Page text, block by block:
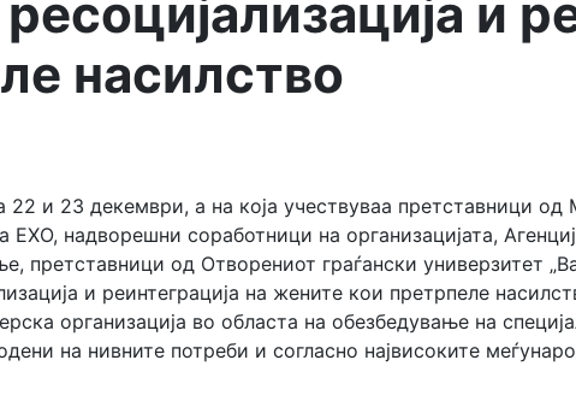
и
насилство
и 23 декември, а на која учествуваа претставници
надворешни соработници на организацијата,
претставници од Отворениот граѓански универзитет
и реинтеграција на жените кои претрпеле
организација во областа на обезбедување на
на нивните потреби и согласно највисоките